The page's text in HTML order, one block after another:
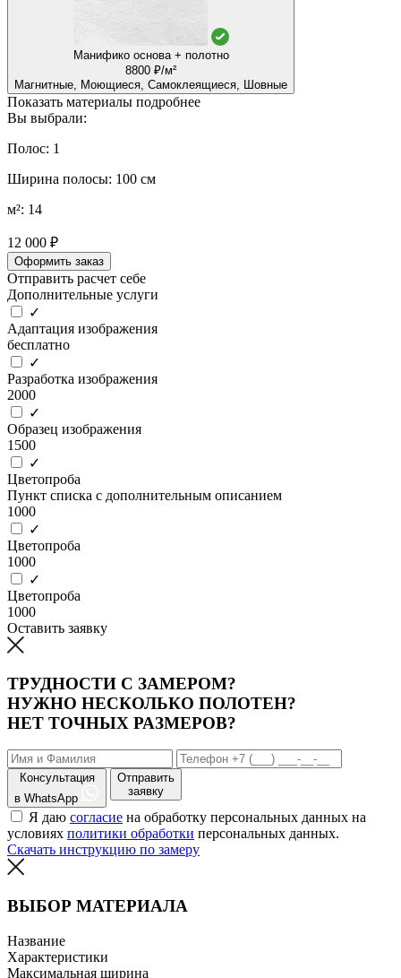
Манифико основа + полотно
8800 ₽/м²
Магнитные, Моющиеся, Самоклеящиеся, Шовные
Показать материалы подробнее
Вы выбрали:
Полос: 1
Ширина полосы: 100 см
м²: 14
12 000 ₽
Оформить заказ
Отправить расчет себе
Дополнительные услуги
✓
Адаптация изображения
бесплатно
✓
Разработка изображения
2000
✓
Образец изображения
1500
✓
Цветопроба
Пункт списка с дополнительным описанием
1000
✓
Цветопроба
1000
✓
Цветопроба
1000
Оставить заявку
ТРУДНОСТИ С ЗАМЕРОМ?
НУЖНО НЕСКОЛЬКО ПОЛОТЕН?
НЕТ ТОЧНЫХ РАЗМЕРОВ?
Консультация
в WhatsApp
Отправить
заявку
Я даю согласие на обработку персональных данных на
условиях политики обработки персональных данных.
Скачать инструкцию по замеру
ВЫБОР МАТЕРИАЛА
Название
Характеристики
Максимальная ширина